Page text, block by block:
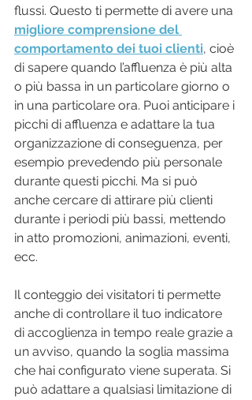
flussi. Questo ti permette di avere una
migliore comprensione del
comportamento dei tuoi clienti, cioè
di sapere quando l’affluenza è più alta
o più bassa in un particolare giorno o
in una particolare ora. Puoi anticipare i
picchi di affluenza e adattare la tua
organizzazione di conseguenza, per
esempio prevedendo più personale
durante questi picchi. Ma si può
anche cercare di attirare più clienti
durante i periodi più bassi, mettendo
in atto promozioni, animazioni, eventi,
ecc.
Il conteggio dei visitatori ti permette
anche di controllare il tuo indicatore
di accoglienza in tempo reale grazie a
un avviso, quando la soglia massima
che hai configurato viene superata. Si
può adattare a qualsiasi limitazione di